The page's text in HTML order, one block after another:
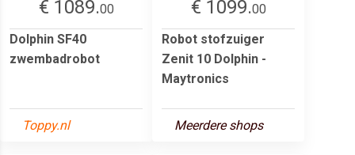
€ 1089.00
Dolphin SF40
zwembadrobot
Toppy.nl
€ 1099.00
Robot stofzuiger
Zenit 10 Dolphin -
Maytronics
Meerdere shops